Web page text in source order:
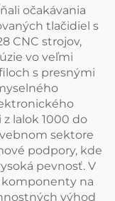
očakávania
tlačidiel s
CNC strojov,
vo veľmi
s presnými
lalok 1000 do
sektore
podpory, kde
pevnosť. V
na
výhod